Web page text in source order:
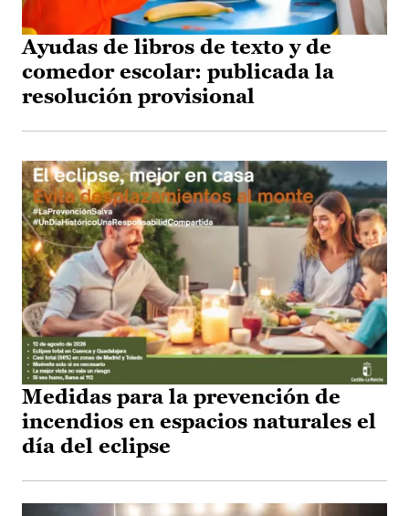
Ayudas de libros de texto y de
comedor escolar: publicada la
resolución provisional
Medidas para la prevención de
incendios en espacios naturales el
día del eclipse